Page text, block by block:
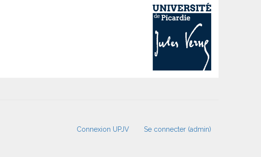
Connexion UPJV Se connecter (admin)